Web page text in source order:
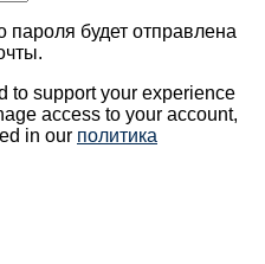
будет отправлена
to support your experience
access to your account,
in our политика